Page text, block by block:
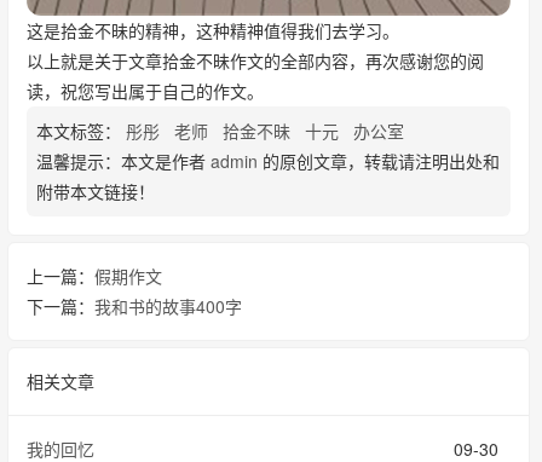
这是拾金不昧的精神，这种精神值得我们去学习。
以上就是关于文章拾金不昧作文的全部内容，再次感谢您的阅
读，祝您写出属于自己的作文。
本文标签： 彤彤 老师 拾金不昧 十元 办公室
温馨提示：本文是作者 admin 的原创文章，转载请注明出处和
附带本文链接！
上一篇： 假期作文
下一篇： 我和书的故事400字
相关文章
09-30
我的回忆